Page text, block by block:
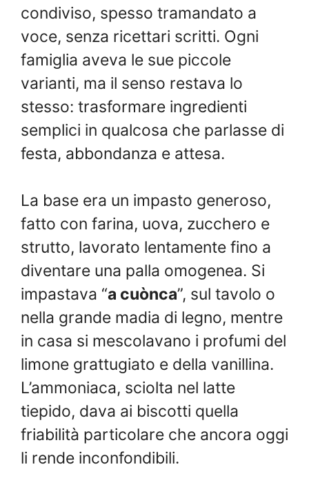
condiviso, spesso tramandato a
voce, senza ricettari scritti. Ogni
famiglia aveva le sue piccole
varianti, ma il senso restava lo
stesso: trasformare ingredienti
semplici in qualcosa che parlasse di
festa, abbondanza e attesa.
La base era un impasto generoso,
fatto con farina, uova, zucchero e
strutto, lavorato lentamente fino a
diventare una palla omogenea. Si
impastava “a cuònca”, sul tavolo o
nella grande madia di legno, mentre
in casa si mescolavano i profumi del
limone grattugiato e della vanillina.
L’ammoniaca, sciolta nel latte
tiepido, dava ai biscotti quella
friabilità particolare che ancora oggi
li rende inconfondibili.